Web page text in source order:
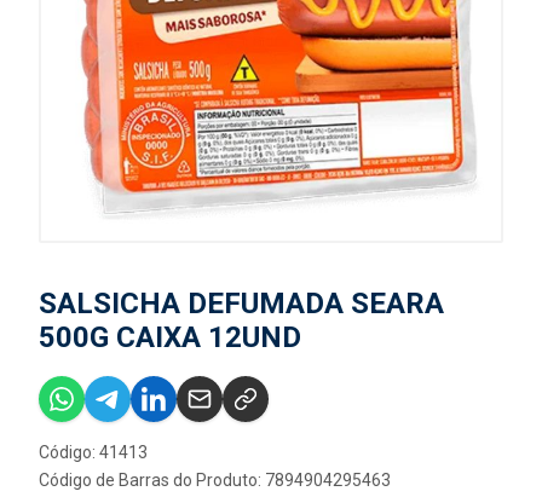
SALSICHA DEFUMADA SEARA
500G CAIXA 12UND
Código: 41413
Código de Barras do Produto: 7894904295463